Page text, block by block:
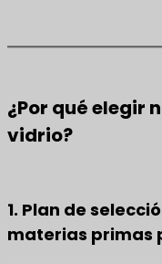
¿Por qué elegir
vidrio?
1. Plan de
materias primas